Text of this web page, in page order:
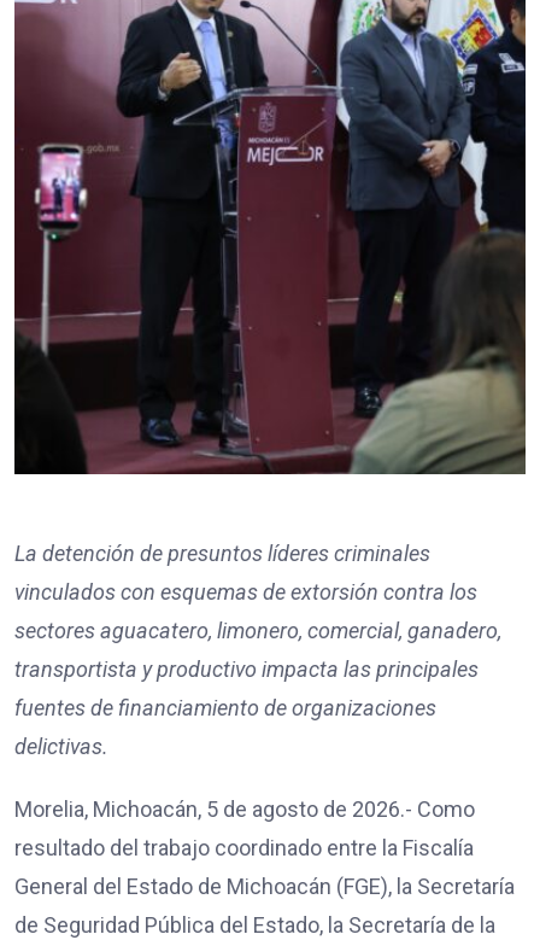
La detención de presuntos líderes criminales
vinculados con esquemas de extorsión contra los
sectores aguacatero, limonero, comercial, ganadero,
transportista y productivo impacta las principales
fuentes de financiamiento de organizaciones
delictivas.
Morelia, Michoacán, 5 de agosto de 2026.- Como
resultado del trabajo coordinado entre la Fiscalía
General del Estado de Michoacán (FGE), la Secretaría
de Seguridad Pública del Estado, la Secretaría de la